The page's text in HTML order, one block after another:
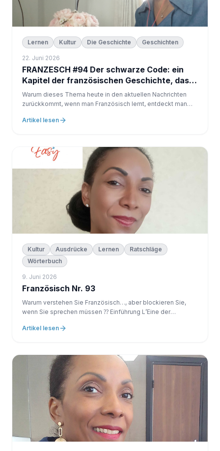
Lernen Kultur Die Geschichte Geschichten
22. Juni 2026
FRANZESCH #94 Der schwarze Code: ein
Kapitel der französischen Geschichte, das
nur wenige Handbücher erklären
Warum dieses Thema heute in den aktuellen Nachrichten
zurückkommt, wenn man Französisch lernt, entdeckt man
Museen die Schlösser Aber wie alle Nationen hat Frankreich
Artikel lesen
Kultur Ausdrücke Lernen
Ratschläge
Wörterbuch
9. Juni 2026
Französisch Nr. 93
Warum verstehen Sie Französisch…, aber blockieren Sie,
wenn Sie sprechen müssen ⁇ Einführung L’Eine der
c’ ist diese: Sie verstehen. Aber Sie können nicht antworten.
Artikel lesen